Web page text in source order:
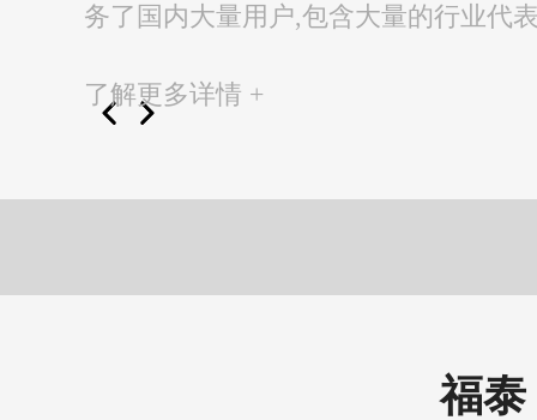
务了国内大量用户,包含大量的行业代
了解更多详情 +
福泰